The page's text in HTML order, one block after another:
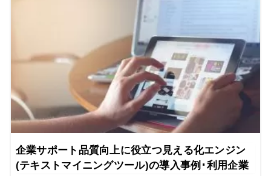
企業サポート品質向上に役立つ見える化エンジン
(テキストマイニングツール)の導入事例･利用企業